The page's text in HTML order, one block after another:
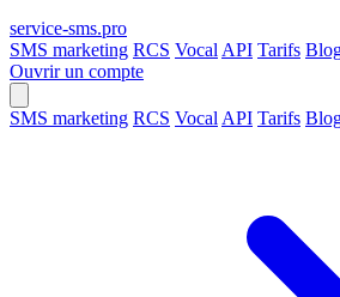
service-sms.pro
SMS marketing RCS Vocal API Tarifs
Ouvrir un compte
SMS marketing RCS Vocal API Tarifs